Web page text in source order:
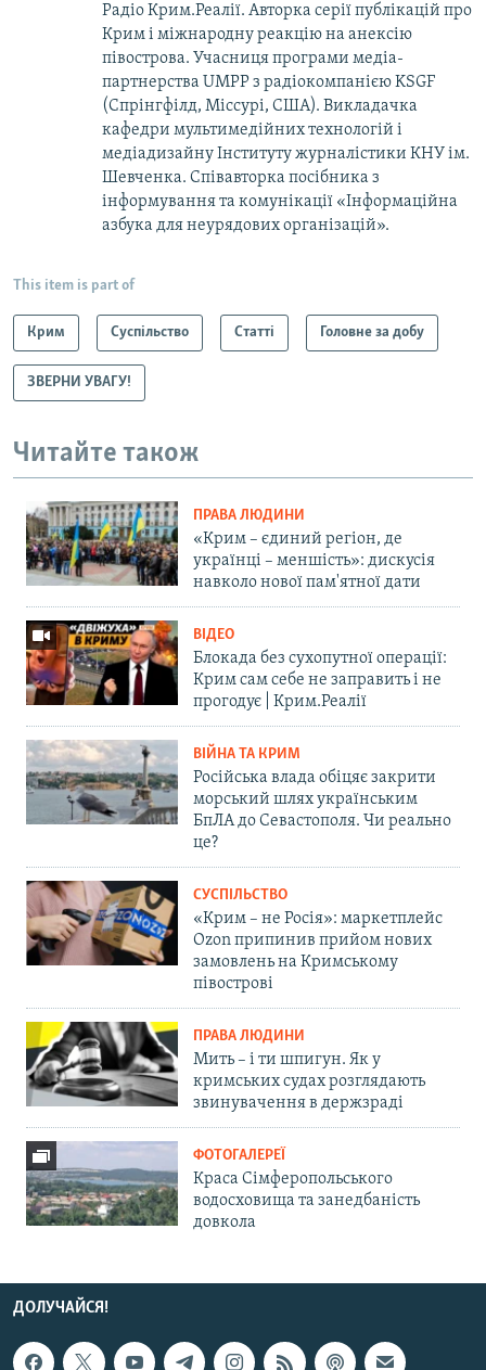
Радіо Крим.Реалії. Авторка серії публікацій про
Крим і міжнародну реакцію на анексію
півострова. Учасниця програми медіа-
партнерства UMPP з радіокомпанією KSGF
(Спрінгфілд, Міссурі, США). Викладачка
кафедри мультимедійних технологій і
медіадизайну Інституту журналістики КНУ ім.
Шевченка. Співавторка посібника з
інформування та комунікації «Інформаційна
азбука для неурядових організацій».
This item is part of
Крим Суспільство Статті Головне за добу
ЗВЕРНИ УВАГУ!
Читайте також
ПРАВА ЛЮДИНИ
«Крим – єдиний регіон, де
українці – меншість»: дискусія
навколо нової пам'ятної дати
ВІДЕО
Блокада без сухопутної операції:
Крим сам себе не заправить і не
прогодує | Крим.Реалії
ВІЙНА ТА КРИМ
Російська влада обіцяє закрити
морський шлях українським
БпЛА до Севастополя. Чи реально
це?
СУСПІЛЬСТВО
«Крим – не Росія»: маркетплейс
Ozon припинив прийом нових
замовлень на Кримському
півострові
ПРАВА ЛЮДИНИ
Мить – і ти шпигун. Як у
кримських судах розглядають
звинувачення в держзраді
ФОТОГАЛЕРЕЇ
Краса Сімферопольського
водосховища та занедбаність
довкола
ДОЛУЧАЙСЯ!